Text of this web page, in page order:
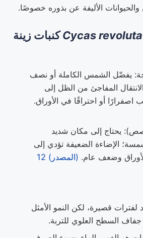
والحيوانات الأليفة عن بذوره خصوصًا.
Cycas revolutaكنبات زينة
يفضّل الشمس الكاملة أو نصف
المفاجئ من الظل إلى
أو احتراقًا في الأوراق.
يحتاج إلى مكان شديد
الإضاءة الضعيفة تؤدي إلى
وضعف عام. (المصدر) 12
لفترات قصيرة، لكن النمو الأمثل
السطح العلوي للتربة.